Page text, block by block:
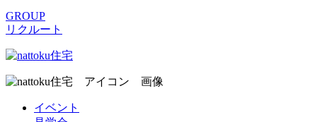
GROUP
リクルート
イベント